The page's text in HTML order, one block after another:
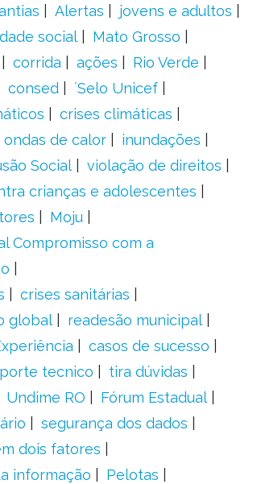
Alertas
jovens e adultos
social
Mato Grosso
corrida ações
Rio Verde
consed
´Selo Unicef
crises climáticas
ondas de calor
inundações
Social
violação de direitos
crianças e adolescentes
Moju
Compromisso com a
crises sanitárias
global
readesão municipal
casos de sucesso
tecnico
tira dúvidas
Undime RO
Fórum Estadual
segurança dos dados
dois fatores
informação
Pelotas